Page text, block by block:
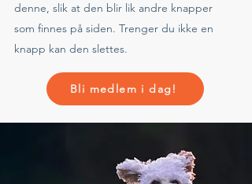
denne, slik at den blir lik andre knapper
som finnes på siden. Trenger du ikke en
knapp kan den slettes.
Bli medlem i dag!